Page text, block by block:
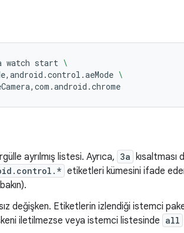
watch start \
\
ayrılmış listesi. Ayrıca, 3a kısaltması
etiketleri kümesini ifade
değişken. Etiketlerin izlendiği istemci
iletilmezse veya istemci listesinde all